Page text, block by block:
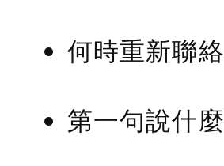
何時重新聯絡
第一句說什麼